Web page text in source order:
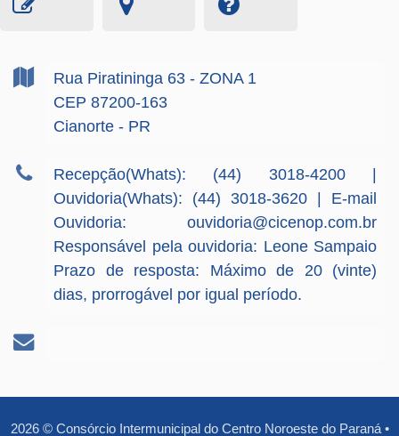
Rua Piratininga 63 - ZONA 1
CEP 87200-163
Cianorte - PR
Recepção(Whats): (44) 3018-4200 |
Ouvidoria(Whats): (44) 3018-3620 | E-mail
Ouvidoria: ouvidoria@cicenop.com.br
Responsável pela ouvidoria: Leone Sampaio
Prazo de resposta: Máximo de 20 (vinte)
dias, prorrogável por igual período.
2026 © Consórcio Intermunicipal do Centro Noroeste do Paraná •